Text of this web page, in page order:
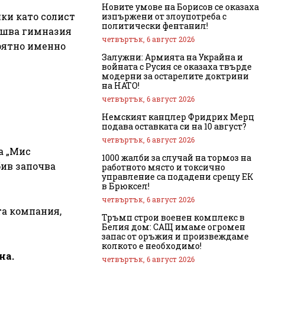
като солист
гимназия
именно
„Мис
започва
компания,
Новите умове на Борисов се оказаха
изпържени от злоупотреба с
политически фентанил!
четвъртък, 6 август 2026
Залужни: Армията на Украйна и
войната с Русия се оказаха твърде
модерни за остарелите доктрини
на НАТО!
четвъртък, 6 август 2026
Немският канцлер Фридрих Мерц
подава оставката си на 10 август?
четвъртък, 6 август 2026
1000 жалби за случай на тормоз на
работното място и токсично
управление са подадени срещу ЕК
в Брюксел!
четвъртък, 6 август 2026
Тръмп строи военен комплекс в
Белия дом: САЩ имаме огромен
запас от оръжия и произвеждаме
колкото е необходимо!
четвъртък, 6 август 2026